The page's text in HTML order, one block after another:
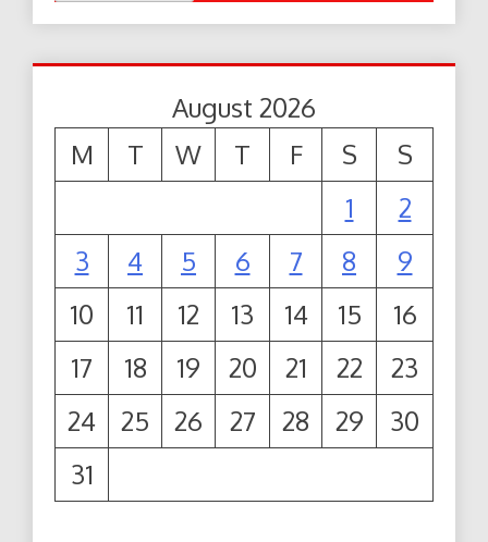
August 2026
M
T W T F S
S
1
2
3
4 5 6 7 8
9
10
11 12 13 14 15
16
17
18 19 20 21 22
23
24
25 26 27 28 29
30
31